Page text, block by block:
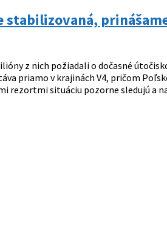
stabilizovaná,
z nich požiadali o dočasné
priamo v krajinách V4, pričom
rezortmi situáciu pozorne sledujú a